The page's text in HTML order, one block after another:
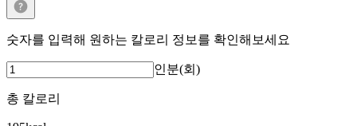
숫자를 입력해 원하는 칼로리 정보를 확인해보세요
인분(회)
총 칼로리